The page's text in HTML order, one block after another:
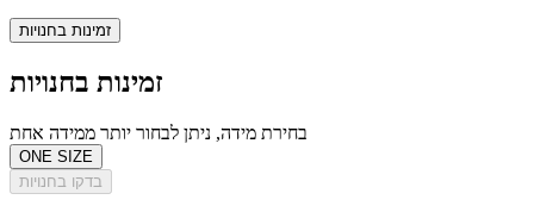
זמינות בחנויות
זמינות בחנויות
בחירת מידה, ניתן לבחור יותר ממידה אחת
ONE SIZE
בדקו בחנויות